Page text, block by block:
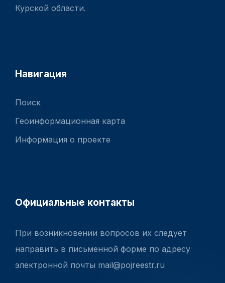
Курской области.
Навигация
Поиск
Геоинформационная карта
Информация о проекте
Официальные контакты
При возникновении вопросов их следует
направить в письменной форме по адресу
электронной почты mail@pojreestr.ru